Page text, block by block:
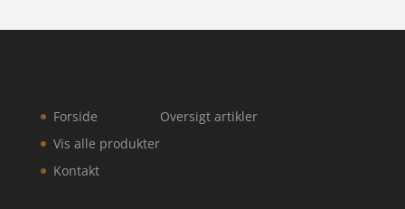
Forside
Vis alle produkter
Kontakt
Oversigt artikler